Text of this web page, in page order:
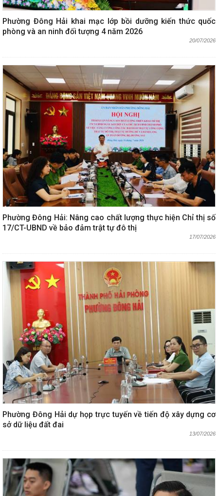
Phường Đông Hải khai mạc lớp bồi dưỡng kiến thức quốc
phòng và an ninh đối tượng 4 năm 2026
20/07/2026
Phường Đông Hải: Nâng cao chất lượng thực hiện Chỉ thị số
17/CT-UBND về bảo đảm trật tự đô thị
17/07/2026
Phường Đông Hải dự họp trực tuyến về tiến độ xây dựng cơ
sở dữ liệu đất đai
13/07/2026